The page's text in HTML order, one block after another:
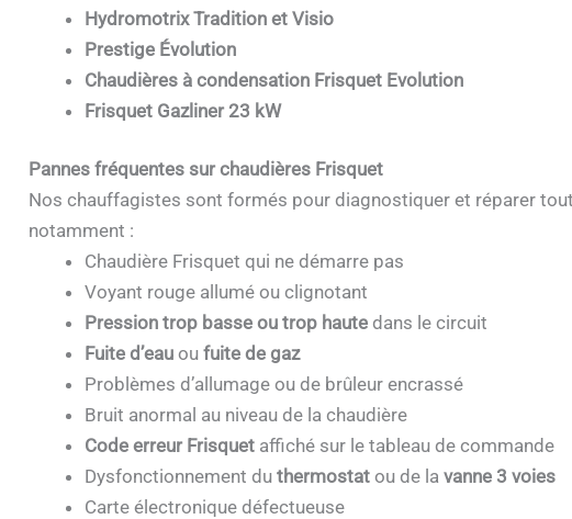
Hydromotrix Tradition et Visio
Prestige Évolution
Chaudières à condensation Frisquet Evolution
Frisquet Gazliner 23 kW
Pannes fréquentes sur chaudières Frisquet
Nos chauffagistes sont formés pour diagnostiquer et réparer
notamment :
Chaudière Frisquet qui ne démarre pas
Voyant rouge allumé ou clignotant
Pression trop basse ou trop hautedans le circuit
Fuite d’eauou fuite de gaz
Problèmes d’allumage ou de brûleur encrassé
Bruit anormal au niveau de la chaudière
Code erreur Frisquetaffiché sur le tableau de commande
Dysfonctionnement du thermostatou de la vanne 3 voies
Carte électronique défectueuse